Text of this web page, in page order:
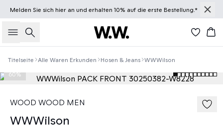
Melden Sie sich hieran und erhalten 10% auf die erste Bestellung.*
Suche
Titelseite Alle Waren Erkunden Hosen & Jeans WWWilson
60%
WOOD WOOD MEN
WWWilson